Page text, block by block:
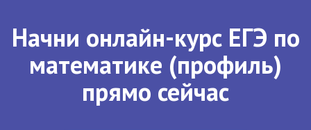
Начни онлайн-курс ЕГЭ по
математике (профиль)
прямо сейчас